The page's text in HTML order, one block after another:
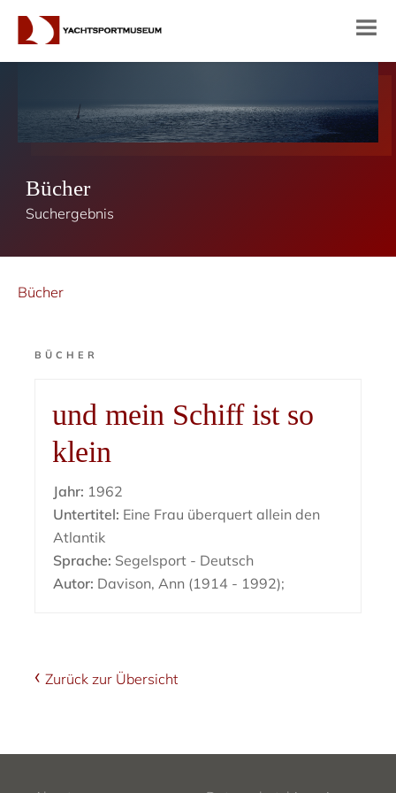
Bücher
Suchergebnis
Bücher
BÜCHER
und mein Schiff ist so
klein
Jahr: 1962
Untertitel: Eine Frau überquert allein den
Atlantik
Sprache: Segelsport - Deutsch
Autor: Davison, Ann (1914 - 1992);
Zurück zur Übersicht